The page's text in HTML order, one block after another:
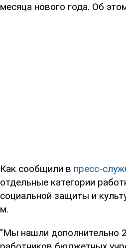
месяца нового года. Об
Как сообщили в пресс-
отдельные категории
социальной защиты и
м.
"Мы нашли дополнительно